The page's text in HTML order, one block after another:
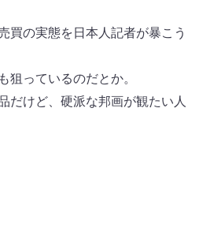
買の実態を日本人記者が暴こう
狙っているのだとか。
だけど、硬派な邦画が観たい人